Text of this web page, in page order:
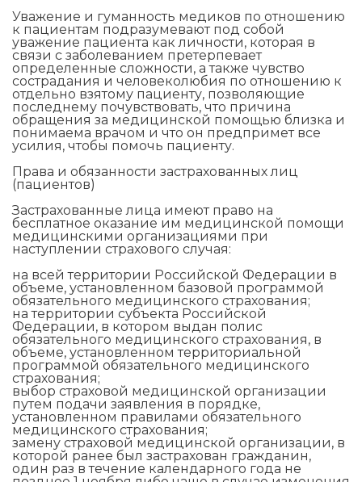
Уважение и гуманность медиков по отношению
к пациентам подразумевают под собой
уважение пациента как личности, которая в
связи с заболеванием претерпевает
определенные сложности, а также чувство
сострадания и человеколюбия по отношению к
отдельно взятому пациенту, позволяющие
последнему почувствовать, что причина
обращения за медицинской помощью близка и
понимаема врачом и что он предпримет все
усилия, чтобы помочь пациенту.
Права и обязанности застрахованных лиц
(пациентов)
Застрахованные лица имеют право на
бесплатное оказание им медицинской помощи
медицинскими организациями при
наступлении страхового случая:
на всей территории Российской Федерации в
объеме, установленном базовой программой
обязательного медицинского страхования;
на территории субъекта Российской
Федерации, в котором выдан полис
обязательного медицинского страхования, в
объеме, установленном территориальной
программой обязательного медицинского
страхования;
выбор страховой медицинской организации
путем подачи заявления в порядке,
установленном правилами обязательного
медицинского страхования;
замену страховой медицинской организации, в
которой ранее был застрахован гражданин,
один раз в течение календарного года не